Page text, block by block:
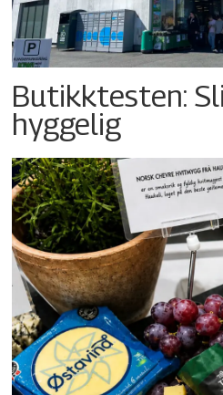
Butikktesten:
hyggelig